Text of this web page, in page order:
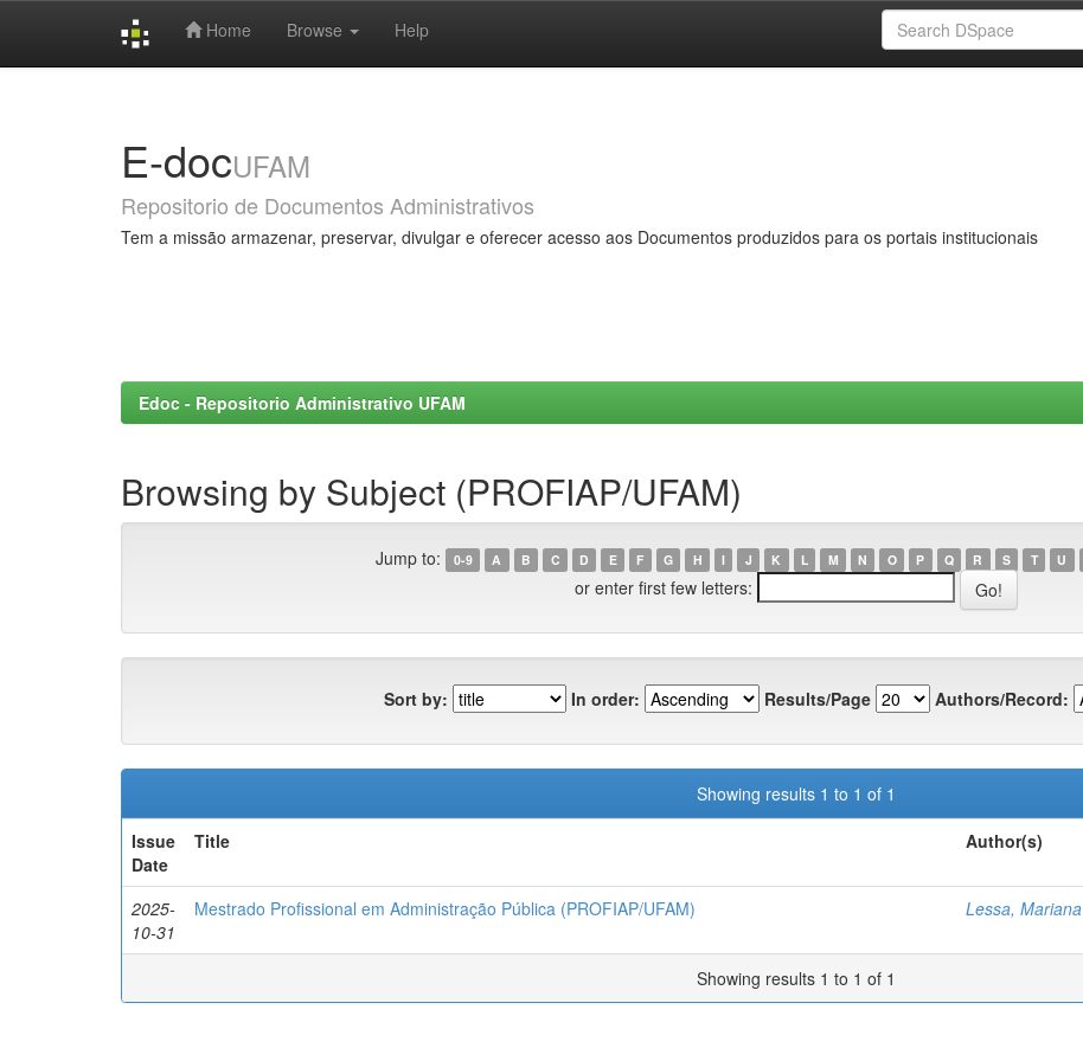
Home Browse Help
E-docUFAM
Repositorio de Documentos Administrativos
Tem a missão armazenar, preservar, divulgar e oferecer acesso aos Documentos produzidos para os portais institucionais
Edoc - Repositorio Administrativo UFAM
Browsing by Subject (PROFIAP/UFAM)
Jump to: 0-9 A B C D E F G H I J K L M N O P Q R S T U
or enter first few letters:
Sort by: In order: Results/Page Authors/Record:
Showing results 1 to 1 of 1
Issue
Date
Title Author(s)
2025-
10-31
Mestrado Profissional em Administração Pública (PROFIAP/UFAM) Lessa, Mariana
Showing results 1 to 1 of 1